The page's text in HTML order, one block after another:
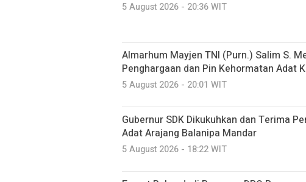
5 August 2026 - 20:36 WIT
Almarhum Mayjen TNI (Purn.) Salim S.
Penghargaan dan Pin Kehormatan Adat
5 August 2026 - 20:01 WIT
Gubernur SDK Dikukuhkan dan Terima
Adat Arajang Balanipa Mandar
5 August 2026 - 18:22 WIT